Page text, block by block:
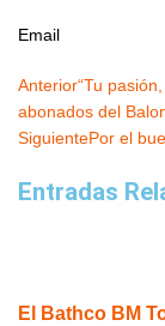
Email
Ant
Anterior“Tu
abonados del
SiguientePor el
Entradas
El Bathco BM